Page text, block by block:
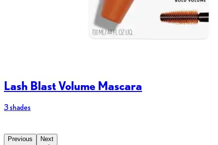
Lash Blast Volume Mascara
3 shades
Previous Next